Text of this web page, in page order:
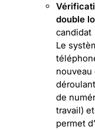
double
candidat
Le
nouveau
de
travail)
permet